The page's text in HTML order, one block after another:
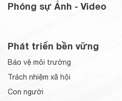
Phóng sự Ảnh - Video
Phát triển bền vững
Bảo vệ môi trường
Trách nhiệm xã hội
Con người